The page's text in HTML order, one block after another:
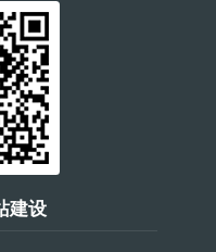
建设